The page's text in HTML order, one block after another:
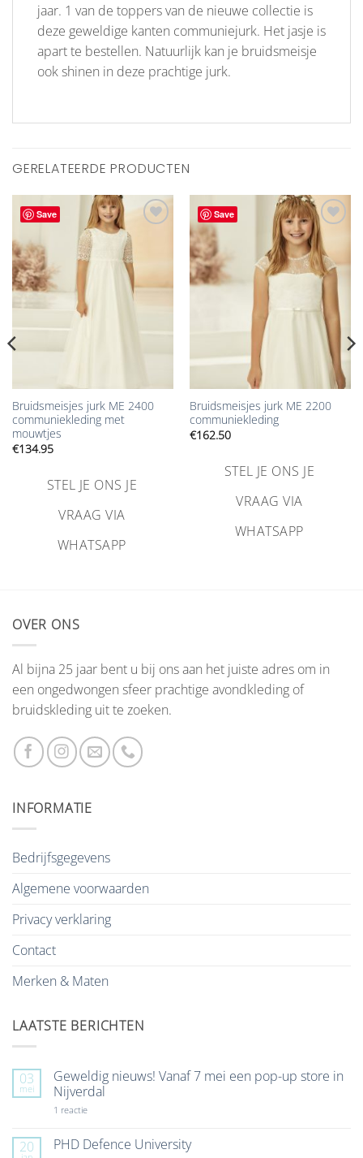
jaar. 1 van de toppers van de nieuwe collectie is
deze geweldige kanten communiejurk. Het jasje is
apart te bestellen. Natuurlijk kan je bruidsmeisje
ook shinen in deze prachtige jurk.
GERELATEERDE PRODUCTEN
Save
verlanglijst
toevoegen
Bruidsmeisjes jurk ME 2400
communiekleding met
mouwtjes
€134.95
STEL JE ONS JE
VRAAG VIA
WHATSAPP
Save
Aan
verlanglijst
toevoegen
Bruidsmeisjes jurk ME 2200
communiekleding
€162.50
STEL JE ONS JE
VRAAG VIA
WHATSAPP
OVER ONS
Al bijna 25 jaar bent u bij ons aan het juiste adres om in
een ongedwongen sfeer prachtige avondkleding of
bruidskleding uit te zoeken.
INFORMATIE
Bedrijfsgegevens
Algemene voorwaarden
Privacy verklaring
Contact
Merken & Maten
LAATSTE BERICHTEN
03
mei
Geweldig nieuws! Vanaf 7 mei een pop-up store in
Nijverdal
1 reactieop
Vanaf
7
20 PHD Defence University